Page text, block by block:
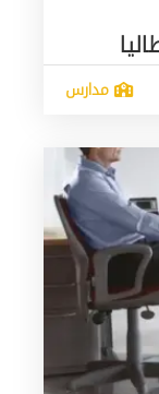
مدارس